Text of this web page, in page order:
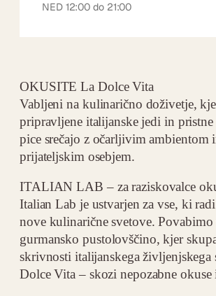
NED 12:00 do 21:00
OKUSITE La Dolce Vita
Vabljeni na kulinarično doživetje,
pripravljene italijanske jedi in pristne
pice srečajo z očarljivim ambientom
prijateljskim osebjem.
ITALIAN LAB – za raziskovalce
Italian Lab je ustvarjen za vse, ki
nove kulinarične svetove. Povabimo
gurmansko pustolovščino, kjer
skrivnosti italijanskega življenjskega
Dolce Vita – skozi nepozabne